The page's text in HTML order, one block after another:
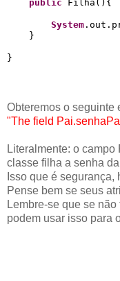
public Filha(){
System
    }
Obteremos o seguinte
"The field
Literalmente: o
classe filha a senha
Isso que é segurança,
Pense bem se seus
Lembre-se que se
podem usar isso para